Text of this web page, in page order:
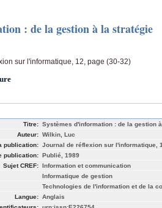
: de la gestion à la stratégie
sur l'informatique, 12, page (30-32)
Titre: Systèmes d'information : de la gestion
Auteur: Wilkin, Luc
publication: Journal de réflexion sur l'informatique,
publication: Publié, 1989
Sujet CREF: Information et communication
Informatique de gestion
Technologies de l'information et de la
Langue: Anglais